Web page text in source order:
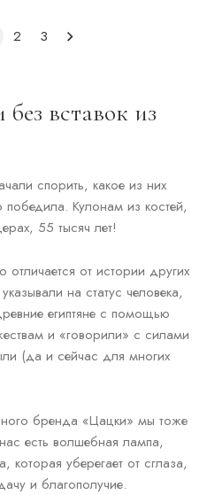
2 3
вставок из
спорить, какое из них
Кулонам из костей,
55 тысяч лет!
от истории других
на статус человека,
египтяне с помощью
и «говорили» с силами
(да и сейчас для многих
бренда «Цацки» мы тоже
есть волшебная лампа,
уберегает от сглаза,
и благополучие.